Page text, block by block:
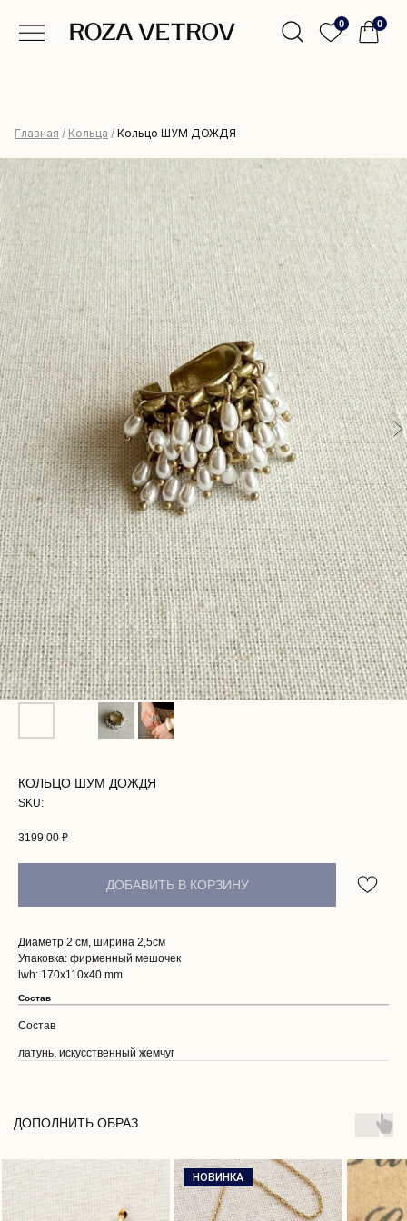
Главная / Кольца / Кольцо ШУМ ДОЖДЯ
КОЛЬЦО ШУМ ДОЖДЯ
SKU:
3199,00 ₽
ДОБАВИТЬ В КОРЗИНУ
Диаметр 2 см, ширина 2,5см
Упаковка: фирменный мешочек
lwh: 170x110x40 mm
Состав
Состав
латунь, искусственный жемчуг
ДОПОЛНИТЬ ОБРАЗ
НОВИНКА
ДОСТАВКА И ОПЛАТА
РЕКОМЕНДАЦИИ ПО УХОДУ
ЭСТЕТИКА БРЕНДА
СОБЫТИЯ БРЕНДА
КОНТАКТЫ